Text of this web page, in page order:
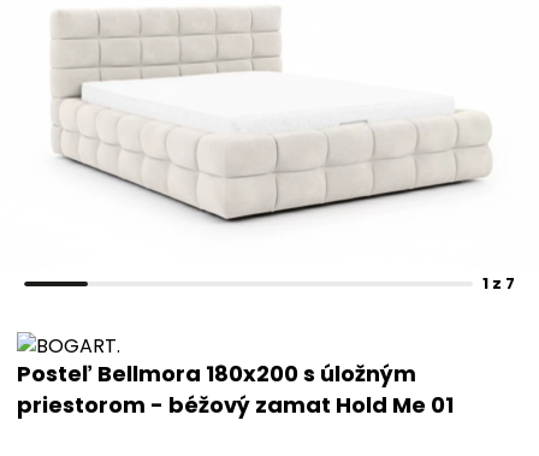
1 z 7
Posteľ Bellmora 180x200 s úložným
priestorom - béžový zamat Hold Me 01